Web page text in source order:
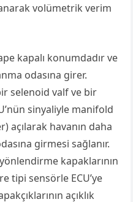
volümetrik verim
kapalı konumdadır ve
odasına girer.
selenoid valf ve bir
sinyaliyle manifold
açılarak havanın daha
girmesi sağlanır.
kapaklarının
tipi sensörle ECU’ye
açıklık